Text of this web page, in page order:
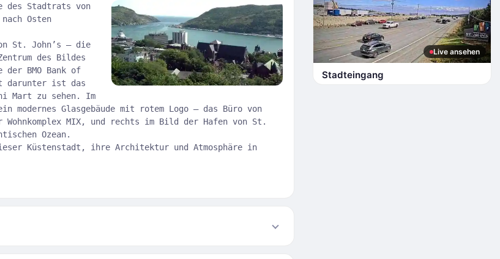
des Stadtrats von
Osten
St. John’s — die
des Bildes
BMO Bank of
darunter ist das
Mart zu sehen. Im
modernes Glasgebäude mit rotem Logo — das Büro von
MIX, und rechts im Bild der Hafen von St.
Ozean.
Küstenstadt, ihre Architektur und Atmosphäre in
Live ansehen
Stadteingang